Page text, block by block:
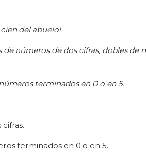
del abuelo!
números de dos cifras, dobles de
terminados en 0 o en 5.
terminados en 0 o en 5.